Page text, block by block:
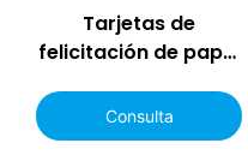
Tarjetas de
felicitación de papel
diversas ocasiones
Consulta